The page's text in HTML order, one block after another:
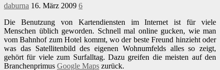
daburna 16. März 2009 6
Die Benutzung von Kartendiensten im Internet ist für viele
Menschen üblich geworden. Schnell mal online gucken, wie man
vom Bahnhof zum Hotel kommt, wo der beste Freund hinzieht oder
was das Satellitenbild des eigenen Wohnumfelds alles so zeigt,
gehört für viele zum Surfalltag. Dazu greifen die meisten auf den
Branchenprimus Google Maps zurück.